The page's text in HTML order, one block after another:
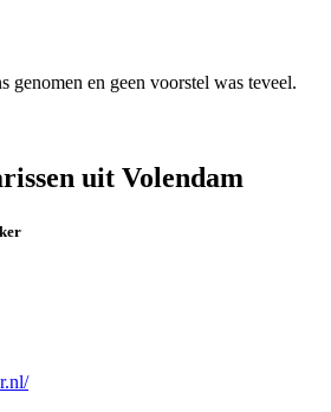
genomen en geen voorstel was teveel.
uit Volendam